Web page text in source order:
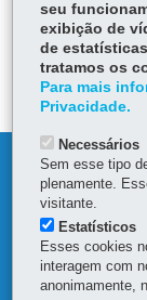
ÓRGÃO
DEIXE SUA
MAPA
seu
exibição de
de
tratamos os
Para mais
Privacidade.
Necessários
Sem esse tipo
plenamente.
visitante.
Estatísticos
Esses cookies
interagem com
anonimamente,